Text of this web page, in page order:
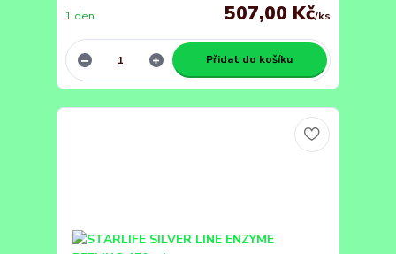
507,00 Kč/ks
1 den
Přidat do košíku